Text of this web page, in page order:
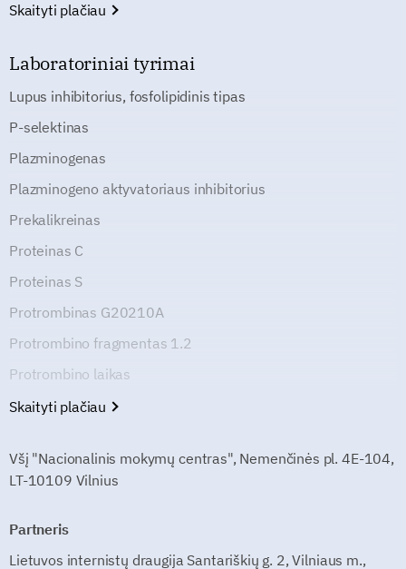
Skaityti plačiau
Laboratoriniai tyrimai
Lupus inhibitorius, fosfolipidinis tipas
P-selektinas
Plazminogenas
Plazminogeno aktyvatoriaus inhibitorius
Prekalikreinas
Proteinas C
Proteinas S
Protrombinas G20210A
Protrombino fragmentas 1.2
Protrombino laikas
Skaityti plačiau
Všį "Nacionalinis mokymų centras", Nemenčinės pl. 4E-104,
LT-10109 Vilnius
Partneris
Lietuvos internistų draugija Santariškių g. 2, Vilniaus m.,